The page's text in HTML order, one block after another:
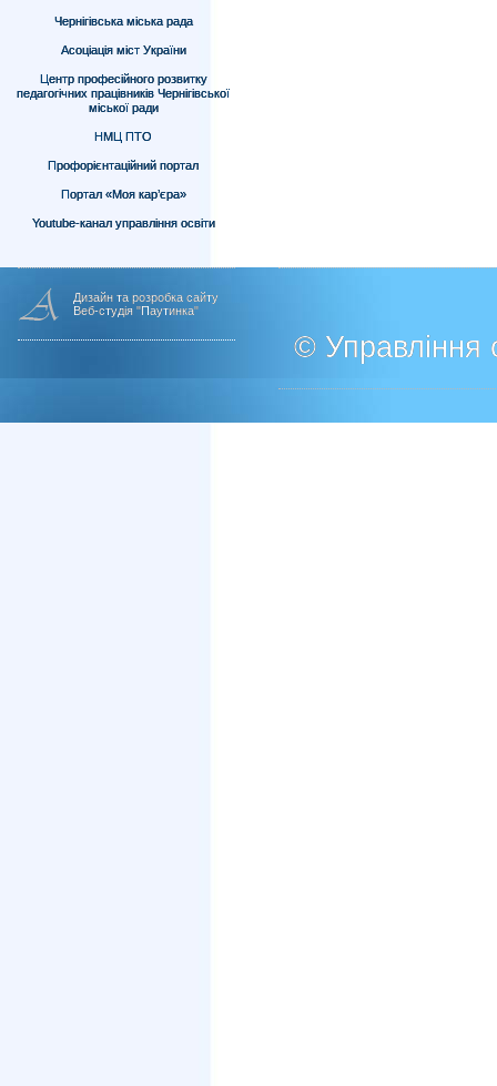
Чернігівська міська рада
Асоціація міст України
Центр професійного розвитку
педагогічних працівників Чернігівської
міської ради
НМЦ ПТО
Профорієнтаційний портал
Портал «Моя кар’єра»
Youtube-канал управління освіти
Дизайн та розробка сайту
Веб-студія "Паутинка"
© Управління